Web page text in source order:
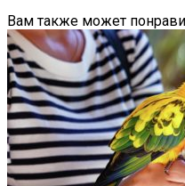
Вам также может